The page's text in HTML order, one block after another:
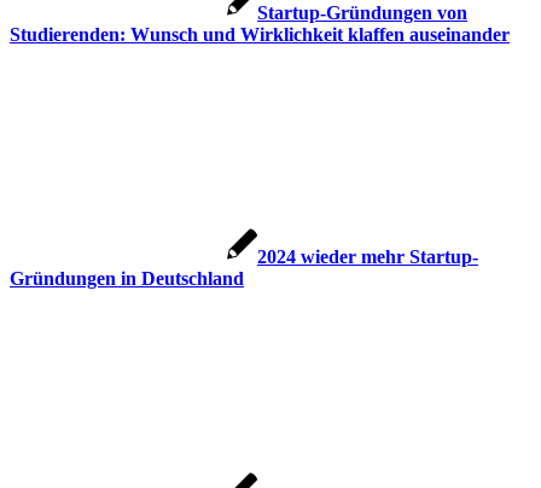
Startup-Gründungen von
Studierenden: Wunsch und Wirklichkeit klaffen auseinander
2024 wieder mehr Startup-
Gründungen in Deutschland